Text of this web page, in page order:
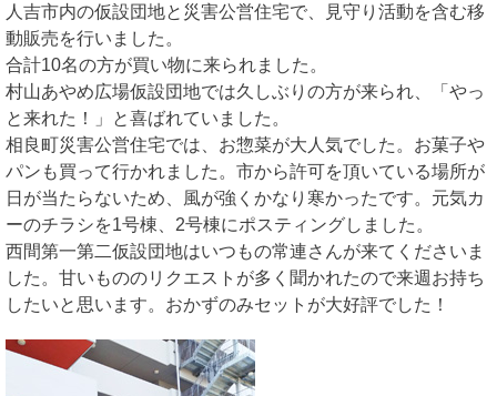
人吉市内の仮設団地と災害公営住宅で、見守り活動を含む移
動販売を行いました。
合計10名の方が買い物に来られました。
村山あやめ広場仮設団地では久しぶりの方が来られ、「やっ
と来れた！」と喜ばれていました。
相良町災害公営住宅では、お惣菜が大人気でした。お菓子や
パンも買って行かれました。市から許可を頂いている場所が
日が当たらないため、風が強くかなり寒かったです。 元気カ
ーのチラシを1号棟、2号棟にポスティングしました。
西間第一第二仮設団地はいつもの常連さんが来てくださいま
した。 甘いもののリクエストが多く聞かれたので来週お持ち
したいと思います。 おかずのみセットが大好評でした！